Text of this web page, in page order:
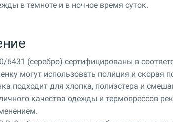
в темноте и в ночное время суток.
6431 (серебро) сертифицированы в
могут использовать полиция и скорая
подходит для хлопка, полиэстера и
качества одежды и термопрессов